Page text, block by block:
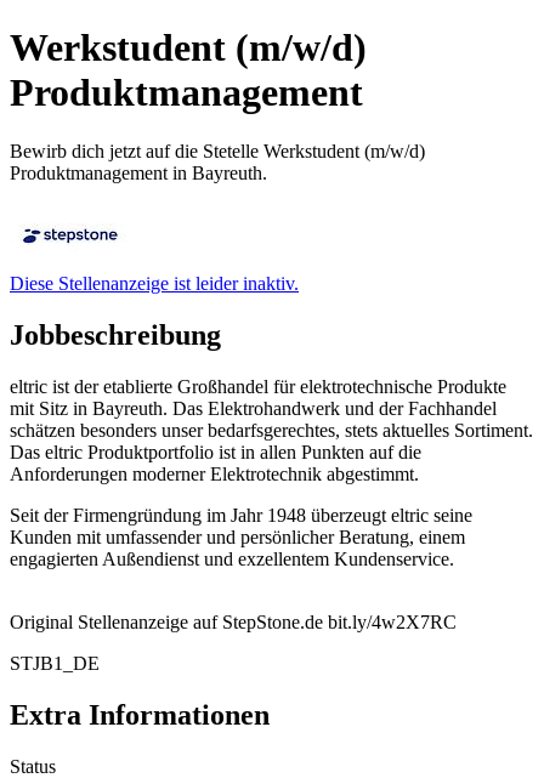
Werkstudent (m/w/d)
Produktmanagement
Bewirb dich jetzt auf die Stetelle Werkstudent (m/w/d)
Produktmanagement in Bayreuth.
Diese Stellenanzeige ist leider inaktiv.
Jobbeschreibung
eltric ist der etablierte Großhandel für elektrotechnische Produkte
mit Sitz in Bayreuth. Das Elektrohandwerk und der Fachhandel
schätzen besonders unser bedarfsgerechtes, stets aktuelles Sortiment.
Das eltric Produktportfolio ist in allen Punkten auf die
Anforderungen moderner Elektrotechnik abgestimmt.
Seit der Firmengründung im Jahr 1948 überzeugt eltric seine
Kunden mit umfassender und persönlicher Beratung, einem
engagierten Außendienst und exzellentem Kundenservice.
Original Stellenanzeige auf StepStone.de bit.ly/4w2X7RC
STJB1_DE
Extra Informationen
Status